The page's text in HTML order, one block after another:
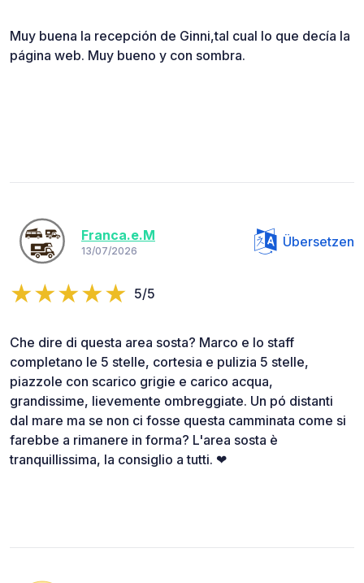
Muy buena la recepción de Ginni,tal cual lo que decía la
página web. Muy bueno y con sombra.
Franca.e.M
13/07/2026
Übersetzen
5/5
Che dire di questa area sosta? Marco e lo staff
completano le 5 stelle, cortesia e pulizia 5 stelle,
piazzole con scarico grigie e carico acqua,
grandissime, lievemente ombreggiate. Un pó distanti
dal mare ma se non ci fosse questa camminata come si
farebbe a rimanere in forma? L'area sosta è
tranquillissima, la consiglio a tutti. ❤